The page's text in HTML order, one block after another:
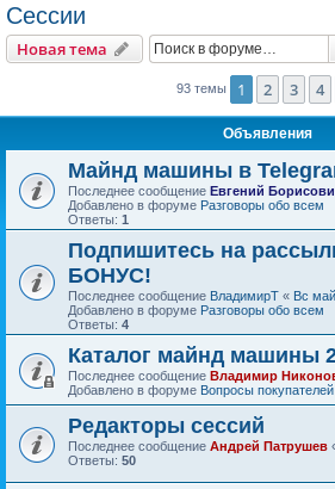
Сессии
Новая тема
93 темы 1 2 3 4
Объявления
Майнд машины в
Последнее сообщение Евгений
Добавлено в форуме Разговоры обо всем
Ответы: 1
Подпишитесь на
БОНУС!
Последнее сообщение ВладимирТ « Вс
Добавлено в форуме Разговоры обо всем
Ответы: 4
Каталог майнд машины
Последнее сообщение Владимир
Добавлено в форуме Вопросы покупателей
Редакторы сессий
Последнее сообщение Андрей Патрушев
Ответы: 50